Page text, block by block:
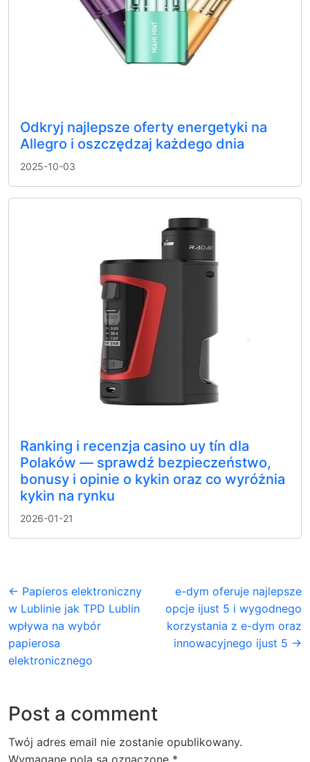
Odkryj najlepsze oferty energetyki na
Allegro i oszczędzaj każdego dnia
2025-10-03
Ranking i recenzja casino uy tín dla
Polaków — sprawdź bezpieczeństwo,
bonusy i opinie o kykin oraz co wyróżnia
kykin na rynku
2026-01-21
← Papieros elektroniczny
w Lublinie jak TPD Lublin
wpływa na wybór
papierosa
elektronicznego
e-dym oferuje najlepsze
opcje ijust 5 i wygodnego
korzystania z e-dym oraz
innowacyjnego ijust 5 →
Post a comment
Twój adres email nie zostanie opublikowany.
Wymagane pola są oznaczone *